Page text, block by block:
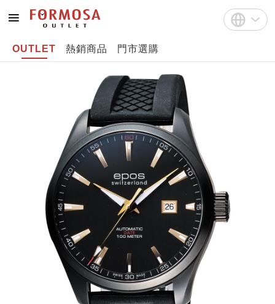
註冊
登入 English
Bahasa Indonesia
Tiếng Việt
OUTLET 熱銷商品 門市選購